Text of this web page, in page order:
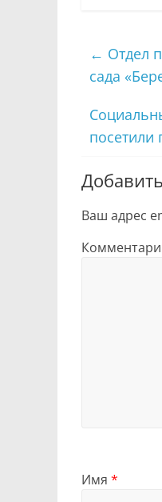
← Отдел
сада
посетили
Ваш адрес
Имя *